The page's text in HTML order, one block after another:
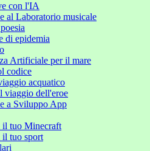
con l'IA
al Laboratorio musicale
di epidemia
Artificiale per il mare
codice
acquatico
viaggio dell'eroe
a Sviluppo App
il tuo Minecraft
il tuo sport